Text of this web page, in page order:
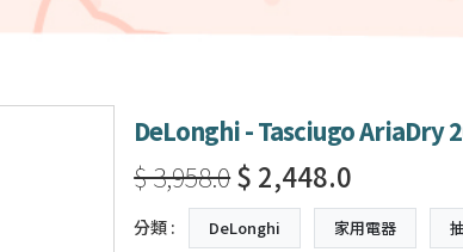
DeLonghi - Tasciugo AriaDry
$ 3,958.0$ 2,448.0
分類 : DeLonghi 家用電器